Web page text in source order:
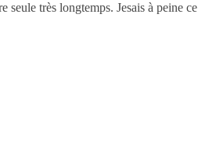
seule très longtemps. Jesais à peine ce